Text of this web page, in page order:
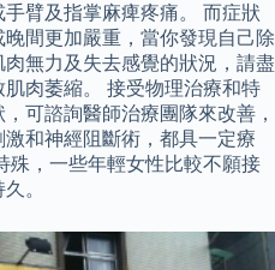
臂及指掌麻痺疼痛。 而症狀
間更加嚴重，當你發現自己除
無力及失去感覺的狀況，請盡
肉萎縮。 接受物理治療和特
可諮詢醫師治療團隊來改善，
和神經阻斷術，都具一定療
殊，一些年輕女性比較不願接
。